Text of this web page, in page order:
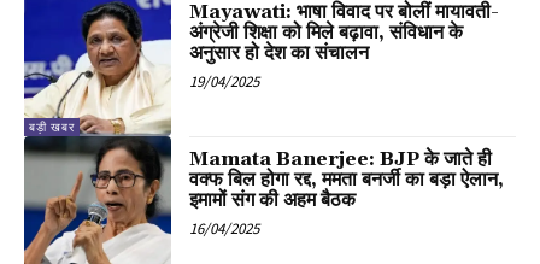
बड़ी खबर
Mayawati: भाषा विवाद पर बोलीं मायावती-
अंग्रेजी शिक्षा को मिले बढ़ावा, संविधान के
अनुसार हो देश का संचालन
19/04/2025
Mamata Banerjee: BJP के जाते ही
वक्फ बिल होगा रद्द, ममता बनर्जी का बड़ा ऐलान,
इमामों संग की अहम बैठक
16/04/2025